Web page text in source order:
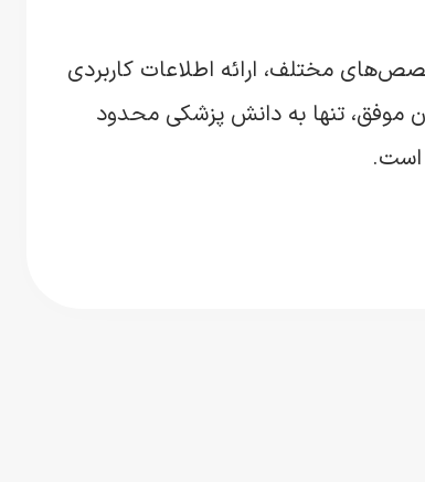
مختلف، ارائه اطلاعات کاربردی
موفق، تنها به دانش پزشکی محدود
است.